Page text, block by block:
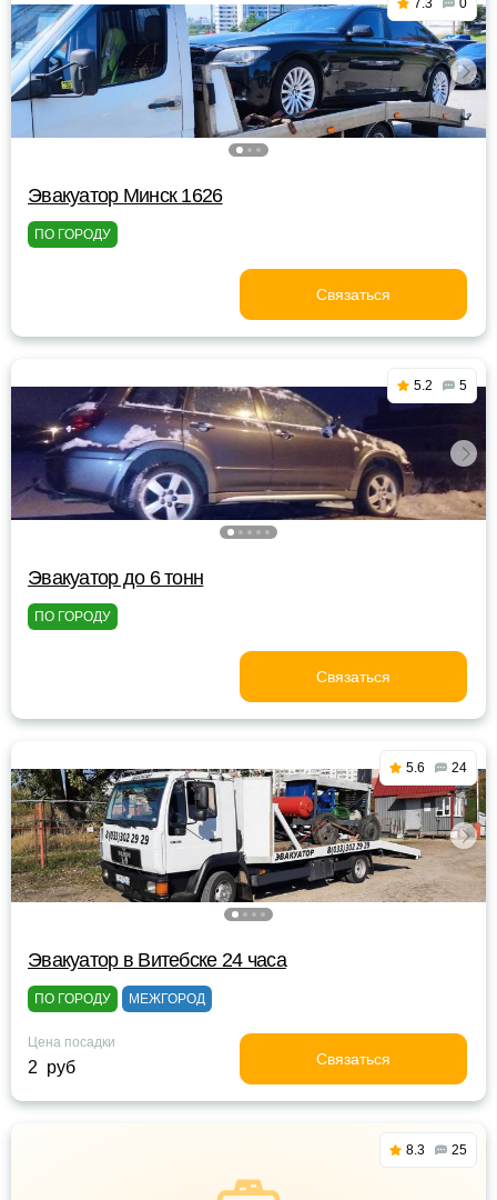
7.3 0
Эвакуатор Минск 1626
ПО ГОРОДУ
Связаться
5.2 5
Эвакуатор до 6 тонн
ПО ГОРОДУ
Связаться
5.6 24
Эвакуатор в Витебске 24 часа
ПО ГОРОДУ МЕЖГОРОД
Цена посадки
2 руб Связаться
8.3 25